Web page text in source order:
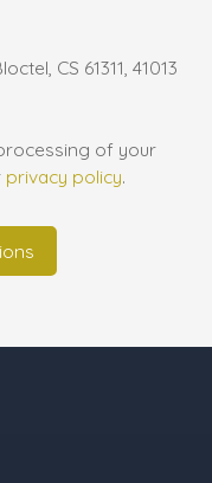
CS 61311, 41013
of your
privacy policy.